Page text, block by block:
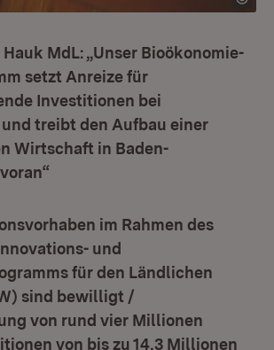
MdL: „Unser Bioökonomie-
setzt Anreize für
Investitionen bei
treibt den Aufbau einer
Wirtschaft in Baden-
im Rahmen des
und
für den Ländlichen
sind bewilligt /
von rund vier Millionen
von bis zu 14,3 Millionen